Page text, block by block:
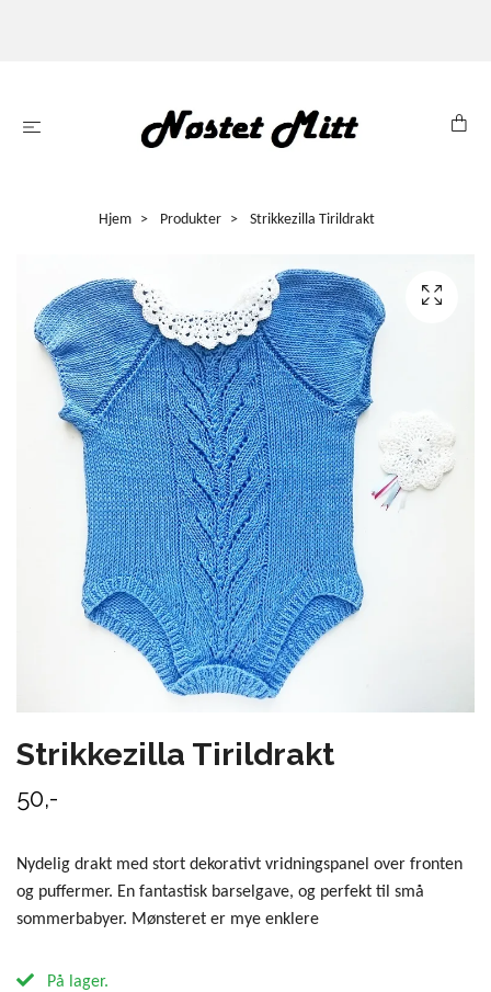
Hjem Produkter Strikkezilla Tirildrakt
Strikkezilla Tirildrakt
50,-
Nydelig drakt med stort dekorativt vridningspanel over fronten
og puffermer. En fantastisk barselgave, og perfekt til små
sommerbabyer. Mønsteret er mye enklere
På lager.